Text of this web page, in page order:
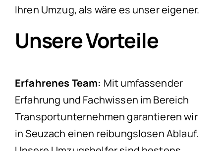
Ihren Umzug, als wäre es unser eigener.
Unsere Vorteile
Erfahrenes Team: Mit umfassender
Erfahrung und Fachwissen im Bereich
Transportunternehmen garantieren wir
in Seuzach einen reibungslosen Ablauf.